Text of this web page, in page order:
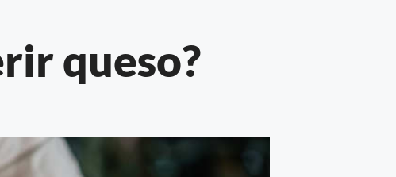
queso?